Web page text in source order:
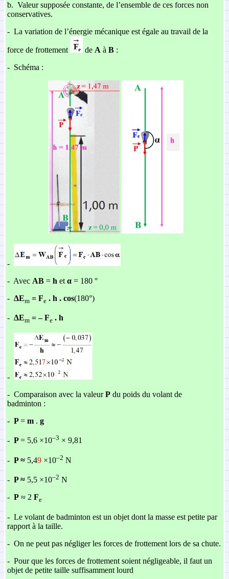
b. Valeur supposée constante, de l’ensemble de ces forces non
conservatives.
- La variation de l’énergie mécanique est égale au travail de la
force de frottement de A à B :
- Schéma :
-
- Avec AB = h et α = 180 °
- ΔEm = Fe . h . cos(180°)
- ΔEm = – Fe . h
-
- Comparaison avec la valeurP du poids du volant de
badminton :
- P= m . g
- P= 5,6 ×10–3 × 9,81
- P ≈ 5,49 ×10–2 N
- P ≈ 5,5 ×10–2 N
- P ≈ 2 Fe
- Le volant de badminton est un objet dont la masse est petite par
rapport à la taille.
- On ne peut pas négliger les forces de frottement lors de sa chute.
- Pour que les forces de frottement soient négligeable, il faut un
objet de petite taille suffisamment lourd